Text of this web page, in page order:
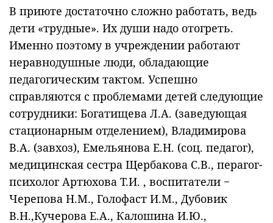
В приюте достаточно сложно работать, ведь
дети «трудные». Их души надо отогреть.
Именно поэтому в учреждении работают
неравнодушные люди, обладающие
педагогическим тактом. Успешно
справляются с проблемами детей следующие
сотрудники: Богатищева Л.А. (заведующая
стационарным отделением), Владимирова
В.А. (завхоз), Емельянова Е.Н. (соц. педагог),
медицинская сестра Щербакова С.В., перагог-
психолог Артюхова Т.И. , воспитатели −
Черепова Н.М., Голофаст И.М., Дубовик
В.Н.,Кучерова Е.А., Калошина И.Ю.,